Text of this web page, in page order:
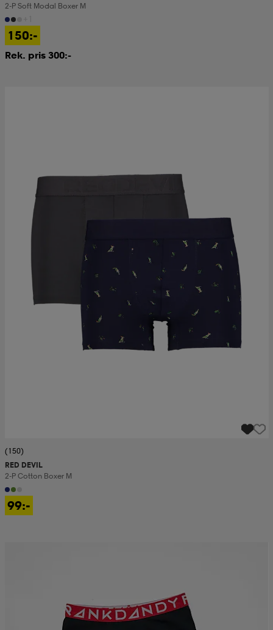
2-P Soft Modal Boxer M
150:-
Rek. pris 300:-
(150)
RED DEVIL
2-P Cotton Boxer M
99:-